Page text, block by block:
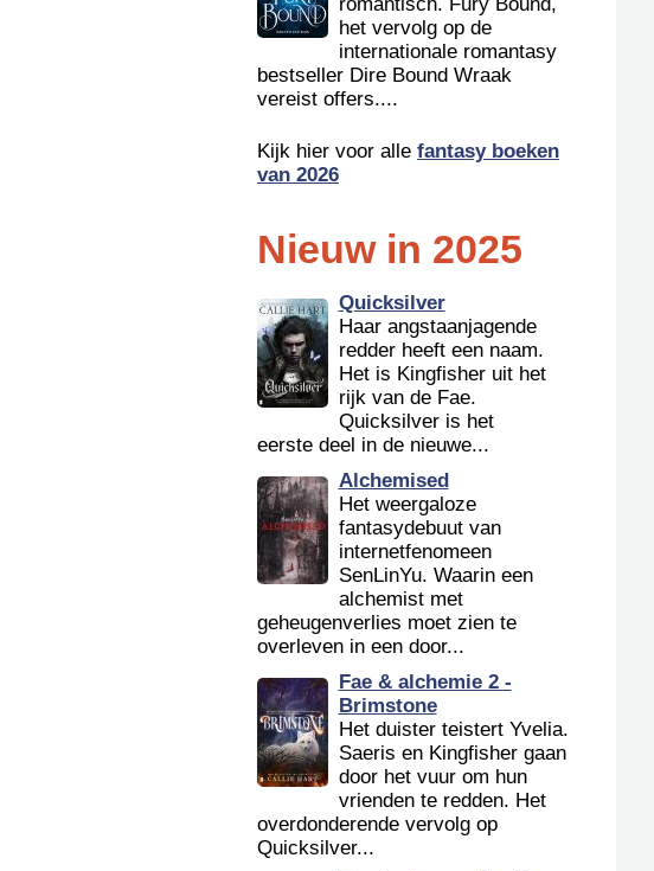
het vervolg op de
internationale romantasy
bestseller Dire Bound Wraak
vereist offers....
Kijk hier voor alle fantasy boeken
van 2026
Nieuw in 2025
Quicksilver
Haar angstaanjagende
redder heeft een naam.
Het is Kingfisher uit het
rijk van de Fae.
Quicksilver is het
eerste deel in de nieuwe...
Alchemised
Het weergaloze
fantasydebuut van
internetfenomeen
SenLinYu. Waarin een
alchemist met
geheugenverlies moet zien te
overleven in een door...
Fae & alchemie 2 -
Brimstone
Het duister teistert Yvelia.
Saeris en Kingfisher gaan
door het vuur om hun
vrienden te redden. Het
overdonderende vervolg op
Quicksilver...